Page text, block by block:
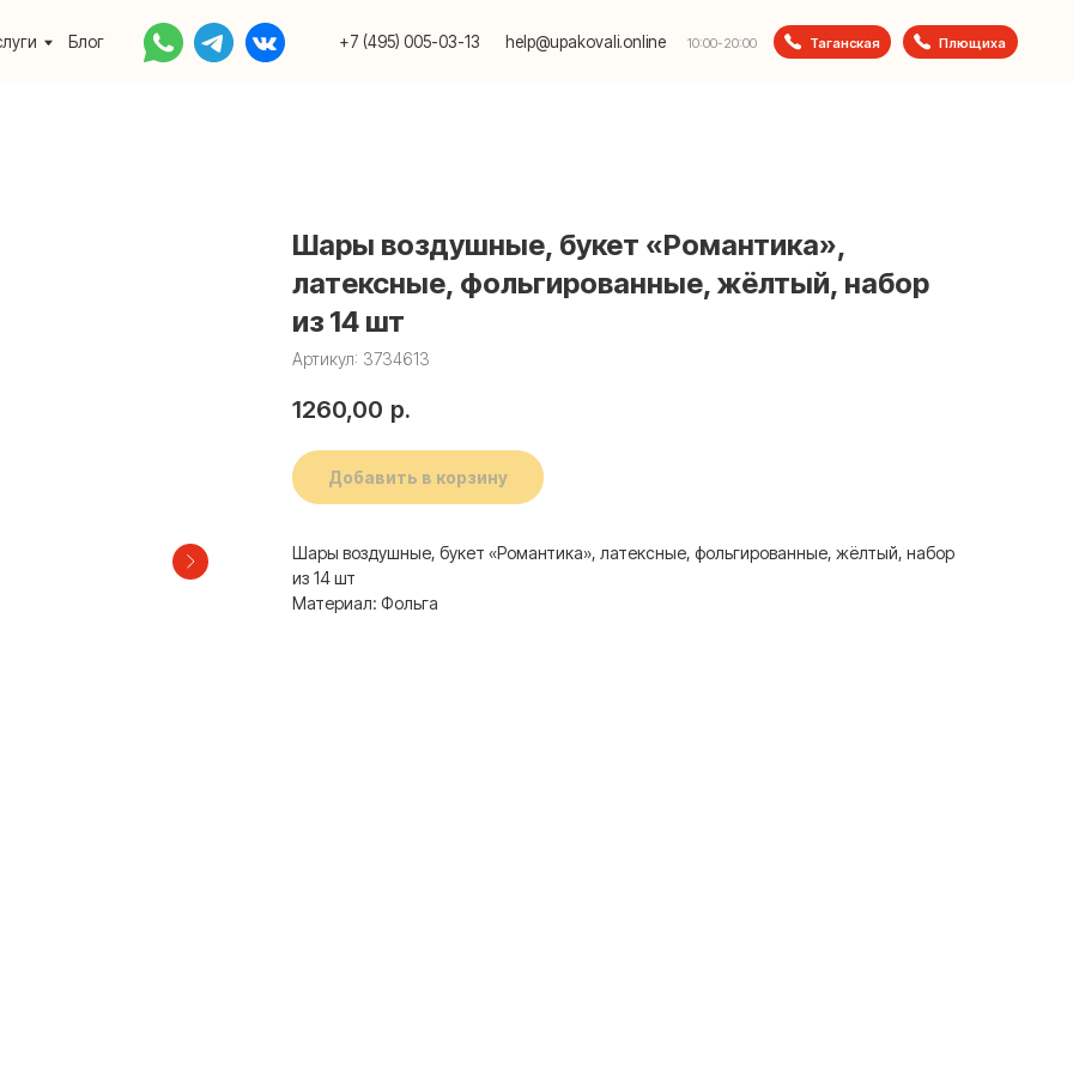
+7 (495) 005-03-13 10:00-20:00
Блог help@upakovali.online Таганская Плющиха
Шары воздушные, букет «Романтика»,
латексные, фольгированные, жёлтый, набор
из 14 шт
Артикул: 3734613
1260,00 р.
Добавить в корзину
Шары воздушные, букет «Романтика», латексные, фольгированные, жёлтый, набор
из 14 шт
Материал: Фольга